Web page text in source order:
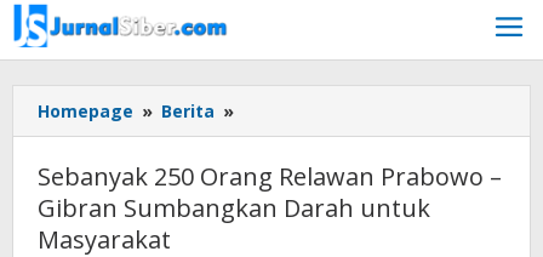
Skip
to
content
Homepage » Berita »
250
Relawan
Prabowo
Sebanyak 250 Orang Relawan Prabowo –
Gibran Sumbangkan Darah untuk
Masyarakat